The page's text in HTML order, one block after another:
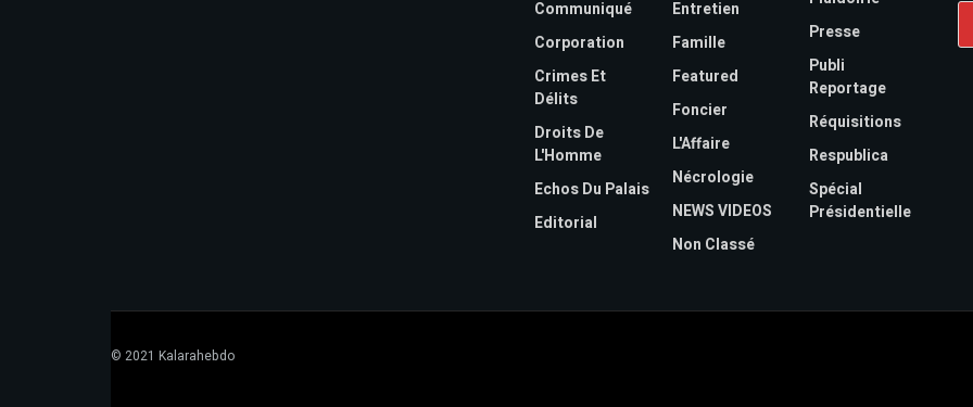
Communiqué
Corporation
Crimes Et
Délits
Droits De
L'Homme
Echos Du Palais
Editorial
Entretien
Famille
Featured
Foncier
L'Affaire
Nécrologie
NEWS VIDEOS
Non Classé
Presse
Publi
Reportage
Réquisitions
Respublica
Spécial
Présidentielle
© 2021 Kalarahebdo